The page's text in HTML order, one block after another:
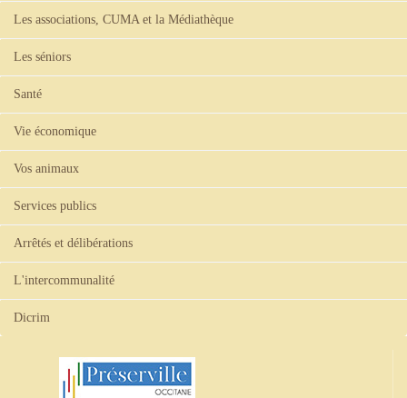
Les associations, CUMA et la Médiathèque
Les séniors
Santé
Vie économique
Vos animaux
Services publics
Arrêtés et délibérations
L'intercommunalité
Dicrim